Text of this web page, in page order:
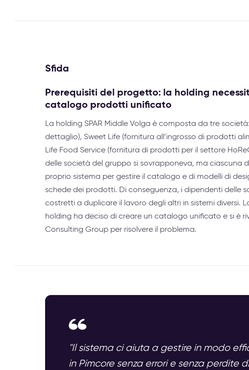
Sfida
Prerequisiti del progetto: la holding
catalogo prodotti unificato
La holding SPAR Middle Volga è composta da tre
dettaglio), Sweet Life (fornitura all’ingrosso di prodotti
Life Food Service (fornitura di prodotti per il settore
delle società del gruppo si sovrapponeva, ma ciascuna
proprio sistema per gestire il catalogo e di modelli di
schede dei prodotti. Di conseguenza, i dipendenti delle
costretti a duplicare il lavoro degli altri in sistemi diversi.
holding ha deciso di creare un catalogo unificato e si è
Consulting Group per risolvere il problema.
"Il sistema ci aiuta a gestire in modo
in Pimcore senza errori e senza perdite